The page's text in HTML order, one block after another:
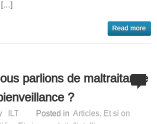
[…]
parlions de maltraitance
?
ILT Posted in Articles, Et si on